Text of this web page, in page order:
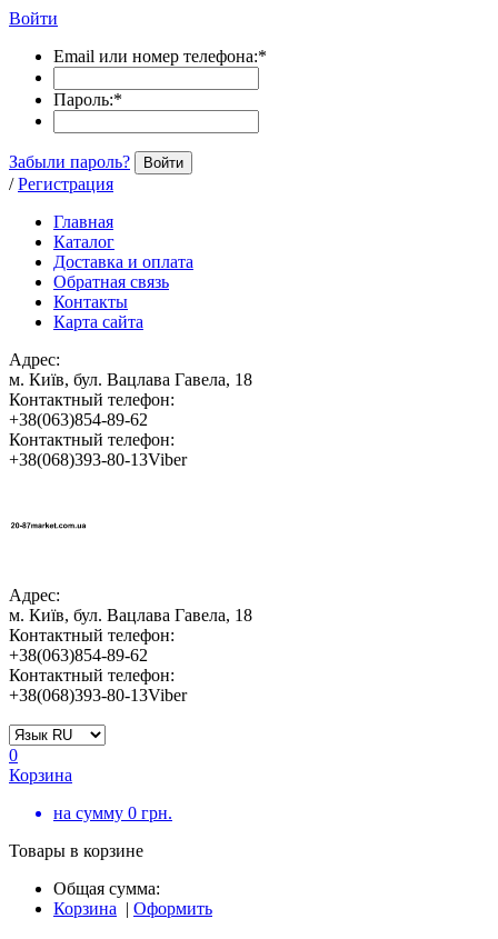
Войти
Email или номер телефона:*
Пароль:*
Забыли пароль? Войти
/ Регистрация
Главная
Каталог
Доставка и оплата
Обратная связь
Контакты
Карта сайта
Адрес:
м. Київ, бул. Вацлава Гавела, 18
Контактный телефон:
+38(063)854-89-62
Контактный телефон:
+38(068)393-80-13Viber
Адрес:
м. Київ, бул. Вацлава Гавела, 18
Контактный телефон:
+38(063)854-89-62
Контактный телефон:
+38(068)393-80-13Viber
0
Корзина
на сумму 0 грн.
Товары в корзине
Общая сумма:
Корзина | Оформить